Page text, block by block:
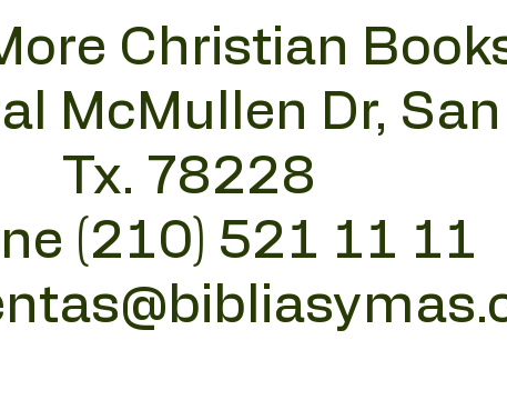
Christian
McMullen Dr,
Tx. 78228
(210) 521 11 11